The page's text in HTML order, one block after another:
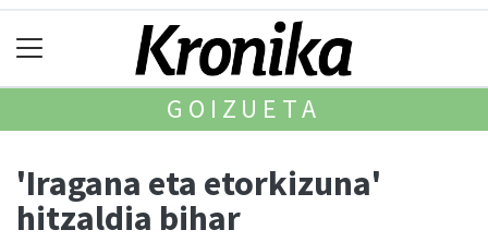
GOIZUETA
'Iragana eta etorkizuna'
hitzaldia bihar